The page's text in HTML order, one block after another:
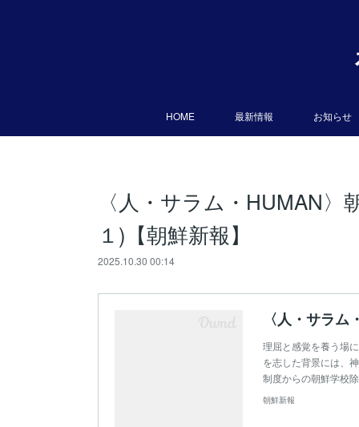
HOME 最新情報 お知らせ
〈人・サラム・HUMAN
１)【朝鮮新報】
2025.10.30 00:14
理屈と感覚を養う場
を志した背景には、
制度からの朝鮮学校
朝鮮新報